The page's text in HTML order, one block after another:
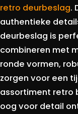
retro deurbeslag.
authentieke
deurbeslag is
combineren met
ronde vormen,
zorgen voor een
assortiment retro
oog voor detail